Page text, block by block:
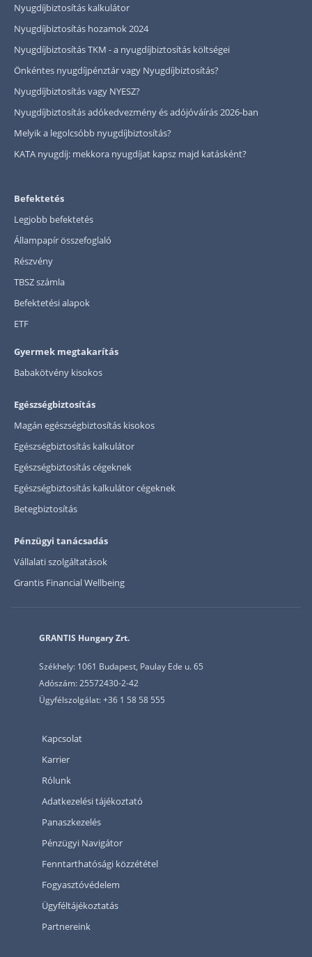
Nyugdíjbiztosítás kalkulátor
Nyugdíjbiztosítás hozamok 2024
Nyugdíjbiztosítás TKM - a nyugdíjbiztosítás költségei
Önkéntes nyugdíjpénztár vagy Nyugdíjbiztosítás?
Nyugdíjbiztosítás vagy NYESZ?
Nyugdíjbiztosítás adókedvezmény és adójóváírás 2026-ban
Melyik a legolcsóbb nyugdíjbiztosítás?
KATA nyugdíj: mekkora nyugdíjat kapsz majd katásként?
Befektetés
Legjobb befektetés
Állampapír összefoglaló
Részvény
TBSZ számla
Befektetési alapok
ETF
Gyermek megtakarítás
Babakötvény kisokos
Egészségbiztosítás
Magán egészségbiztosítás kisokos
Egészségbiztosítás kalkulátor
Egészségbiztosítás cégeknek
Egészségbiztosítás kalkulátor cégeknek
Betegbiztosítás
Pénzügyi tanácsadás
Vállalati szolgáltatások
Grantis Financial Wellbeing
GRANTIS Hungary Zrt.
Székhely: 1061 Budapest, Paulay Ede u. 65
Adószám: 25572430-2-42
Ügyfélszolgálat: +36 1 58 58 555
Kapcsolat
Karrier
Rólunk
Adatkezelési tájékoztató
Panaszkezelés
Pénzügyi Navigátor
Fenntarthatósági közzététel
Fogyasztóvédelem
Ügyféltájékoztatás
Partnereink